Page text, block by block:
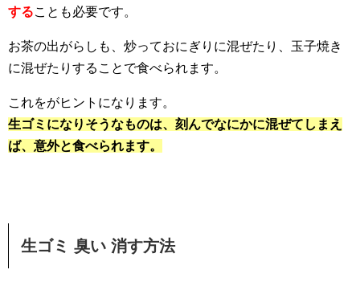
することも必要です。
お茶の出がらしも、炒っておにぎりに混ぜたり、玉子焼き
に混ぜたりすることで食べられます。
これをがヒントになります。
生ゴミになりそうなものは、刻んでなにかに混ぜてしまえ
ば、意外と食べられます。
生ゴミ 臭い 消す方法